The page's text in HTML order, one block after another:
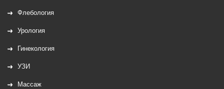
Флебология
Урология
Гинекология
УЗИ
Массаж